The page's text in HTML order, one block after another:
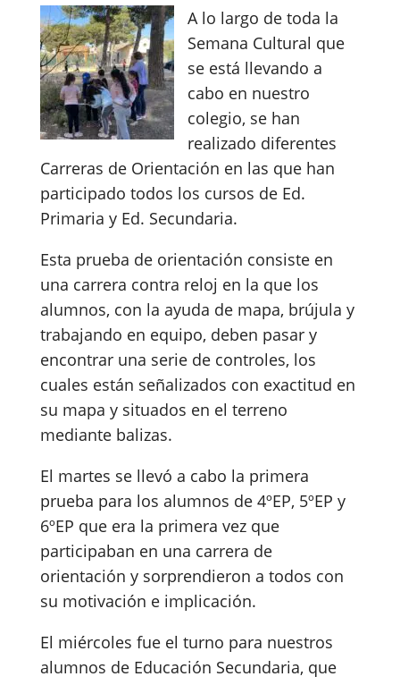
A lo largo de toda la
Semana Cultural que
se está llevando a
cabo en nuestro
colegio, se han
realizado diferentes
Carreras de Orientación en las que han
participado todos los cursos de Ed.
Primaria y Ed. Secundaria.
Esta prueba de orientación consiste en
una carrera contra reloj en la que los
alumnos, con la ayuda de mapa, brújula y
trabajando en equipo, deben pasar y
encontrar una serie de controles, los
cuales están señalizados con exactitud en
su mapa y situados en el terreno
mediante balizas.
El martes se llevó a cabo la primera
prueba para los alumnos de 4ºEP, 5ºEP y
6ºEP que era la primera vez que
participaban en una carrera de
orientación y sorprendieron a todos con
su motivación e implicación.
El miércoles fue el turno para nuestros
alumnos de Educación Secundaria, que